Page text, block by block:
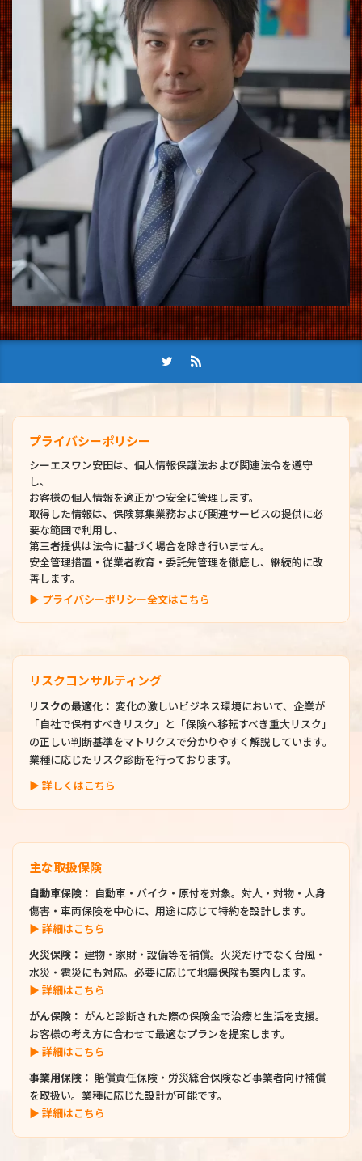
プライバシーポリシー
シーエスワン安田は、個人情報保護法および関連法令を遵守
し、
お客様の個人情報を適正かつ安全に管理します。
取得した情報は、保険募集業務および関連サービスの提供に必
要な範囲で利用し、
第三者提供は法令に基づく場合を除き行いません。
安全管理措置・従業者教育・委託先管理を徹底し、継続的に改
善します。
▶ プライバシーポリシー全文はこちら
リスクコンサルティング
リスクの最適化： 変化の激しいビジネス環境において、企業が
「自社で保有すべきリスク」と「保険へ移転すべき重大リスク」
の正しい判断基準をマトリクスで分かりやすく解説しています。
業種に応じたリスク診断を行っております。
▶ 詳しくはこちら
主な取扱保険
自動車保険：
自動車・バイク・原付を対象。対人・対物・人身
傷害・車両保険を中心に、用途に応じて特約を設計します。
▶ 詳細はこちら
火災保険： 建物・家財・設備等を補償。火災だけでなく台風・
水災・雹災にも対応。必要に応じて地震保険も案内します。
▶ 詳細はこちら
がん保険： がんと診断された際の保険金で治療と生活を支援。
お客様の考え方に合わせて最適なプランを提案します。
▶ 詳細はこちら
事業用保険： 賠償責任保険・労災総合保険など事業者向け補償
を取扱い。業種に応じた設計が可能です。
▶ 詳細はこちら